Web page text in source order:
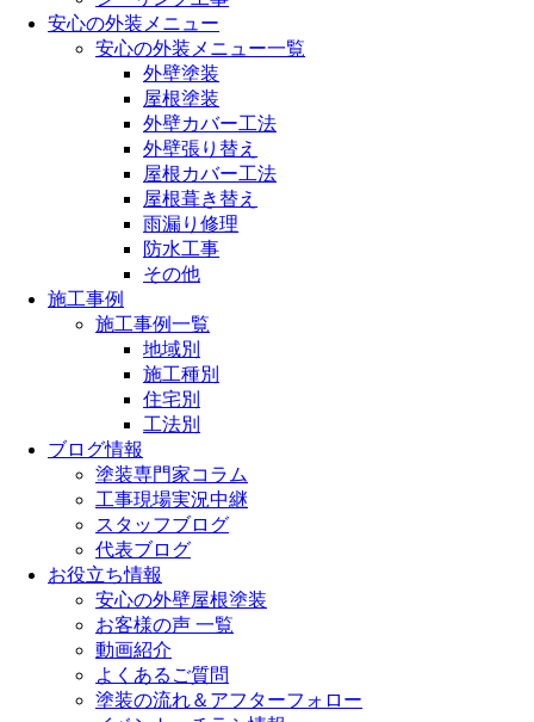
安心の外装メニュー
安心の外装メニュー一覧
外壁塗装
屋根塗装
外壁カバー工法
外壁張り替え
屋根カバー工法
屋根葺き替え
雨漏り修理
防水工事
その他
施工事例
施工事例一覧
地域別
施工種別
住宅別
工法別
ブログ情報
塗装専門家コラム
工事現場実況中継
スタッフブログ
代表ブログ
お役立ち情報
安心の外壁屋根塗装
お客様の声 一覧
動画紹介
よくあるご質問
塗装の流れ＆アフターフォロー